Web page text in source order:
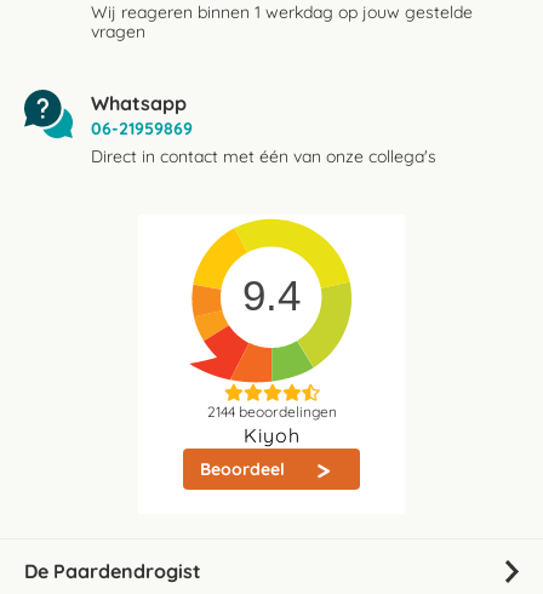
Wij reageren binnen 1 werkdag op jouw gestelde
vragen
Whatsapp
06-21959869
Direct in contact met één van onze collega's
9.4
2144beoordelingen
Kiyoh
Beoordeel
De Paardendrogist